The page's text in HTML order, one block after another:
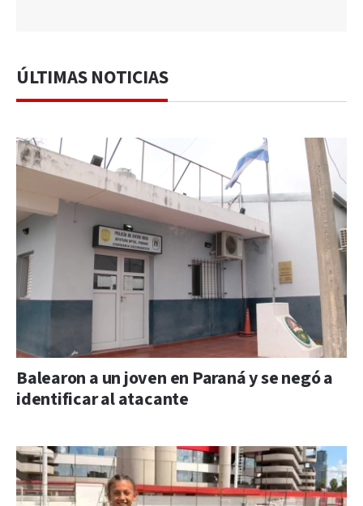
ÚLTIMAS NOTICIAS
Balearon a un joven en Paraná y se negó a
identificar al atacante